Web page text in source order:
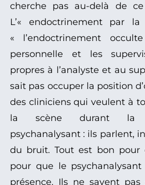
cherche pas au-delà de ce
L’« endoctrinement par
« l’endoctrinement
personnelle et les
propres à l’analyste et au
sait pas occuper la position
des cliniciens qui veulent à
la scène durant la
psychanalysant : ils parlent,
du bruit. Tout est bon pour
pour que le
présence. Ils ne savent